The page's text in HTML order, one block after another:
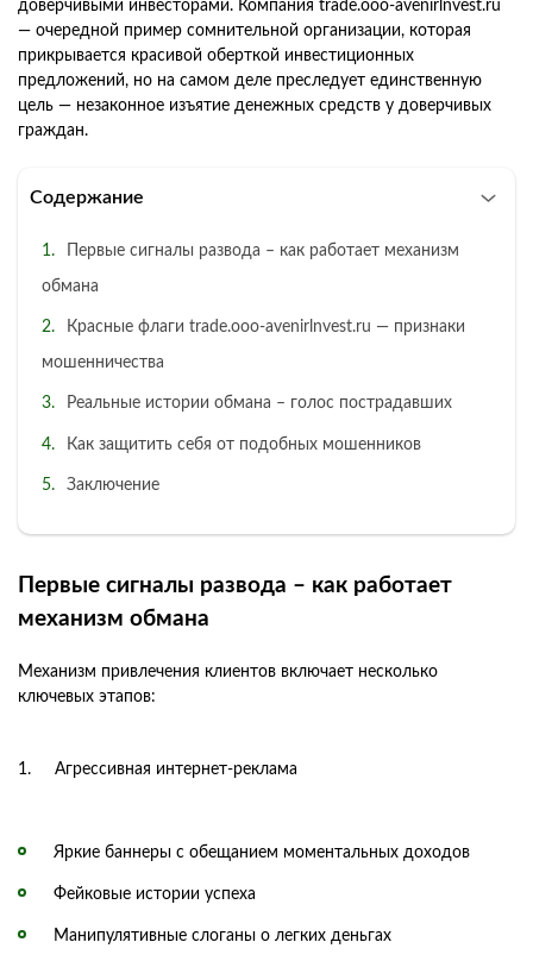
доверчивыми инвесторами. Компания trade.ooo-avenirlnvest.ru
— очередной пример сомнительной организации, которая
прикрывается красивой оберткой инвестиционных
предложений, но на самом деле преследует единственную
цель — незаконное изъятие денежных средств у доверчивых
граждан.
Содержание
Первые сигналы развода – как работает механизм
обмана
Красные флаги trade.ooo-avenirlnvest.ru — признаки
мошенничества
Реальные истории обмана – голос пострадавших
Как защитить себя от подобных мошенников
Заключение
Первые сигналы развода – как работает
механизм обмана
Механизм привлечения клиентов включает несколько
ключевых этапов:
Агрессивная интернет-реклама
Яркие баннеры с обещанием моментальных доходов
Фейковые истории успеха
Манипулятивные слоганы о легких деньгах